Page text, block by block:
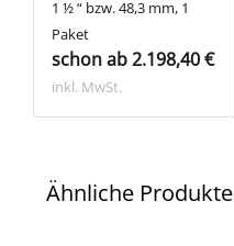
1 ½ “ bzw. 48,3 mm, 1
Paket
schon ab 2.198,40 €
inkl. MwSt.
Ähnliche Produkte